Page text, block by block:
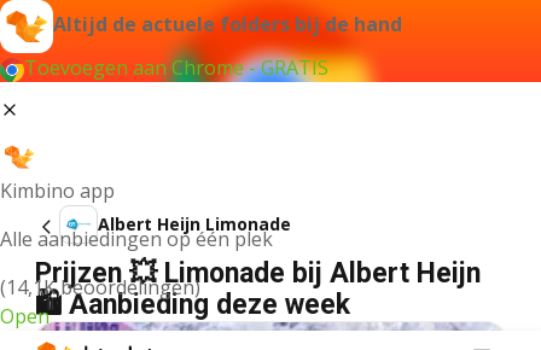
Altijd de actuele folders bij de hand
Toevoegen aan Chrome - GRATIS
Kimbino app
Alle aanbiedingen op één plek
(14,1K beoordelingen)
Open
Albert Heijn Limonade
Prijzen 💥 Limonade bij Albert Heijn
🛍️ Aanbieding deze week